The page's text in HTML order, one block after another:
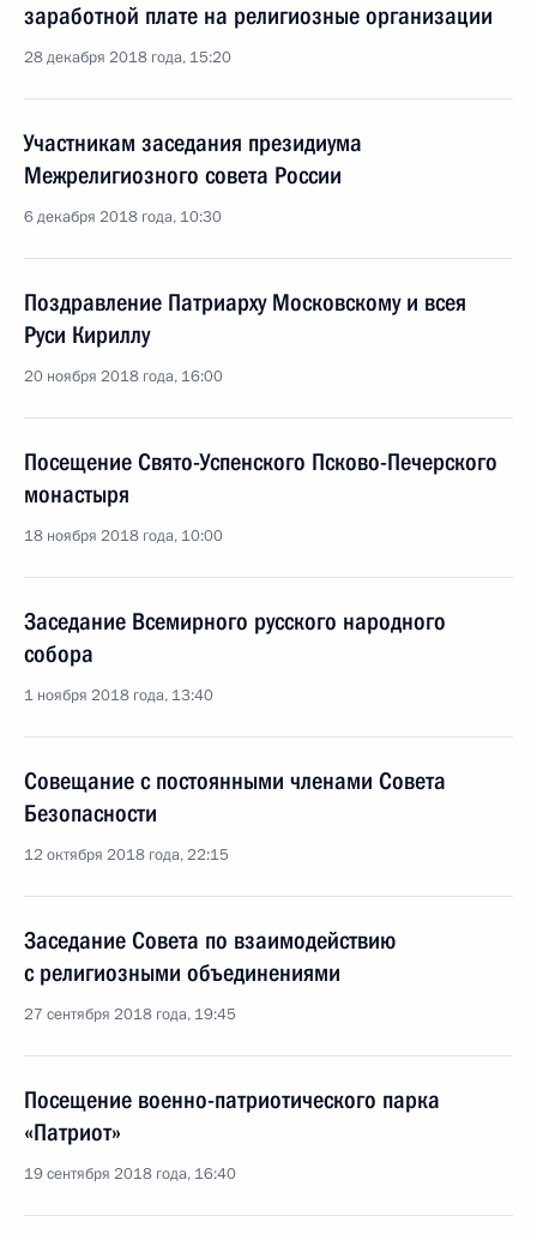
заработной плате на религиозные организации
28 декабря 2018 года, 15:20
Участникам заседания президиума
Межрелигиозного совета России
6 декабря 2018 года, 10:30
Поздравление Патриарху Московскому и всея
Руси Кириллу
20 ноября 2018 года, 16:00
Посещение Свято-Успенского Псково-Печерского
монастыря
18 ноября 2018 года, 10:00
Заседание Всемирного русского народного
собора
1 ноября 2018 года, 13:40
Совещание с постоянными членами Совета
Безопасности
12 октября 2018 года, 22:15
Заседание Совета по взаимодействию
с религиозными объединениями
27 сентября 2018 года, 19:45
Посещение военно-патриотического парка
«Патриот»
19 сентября 2018 года, 16:40